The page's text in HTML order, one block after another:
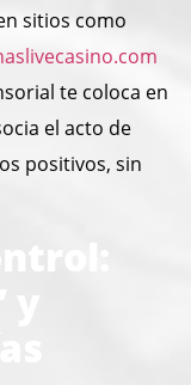
sitios como
te coloca en
el acto de
positivos, sin